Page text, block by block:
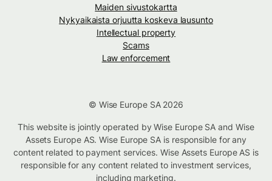
Maiden sivustokartta
Nykyaikaista orjuutta koskeva lausunto
Intellectual property
Scams
Law enforcement
© Wise Europe SA 2026
This website is jointly operated by Wise Europe SA and Wise
Assets Europe AS. Wise Europe SA is responsible for any
content related to payment services. Wise Assets Europe AS is
responsible for any content related to investment services,
including marketing.